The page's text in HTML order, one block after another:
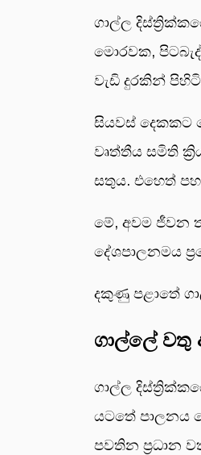
ගාල්ල
මොරවක,
වැඩි දුරකින්
සියවස් දෙකකට
වෘත්තීය සමිති
සතුය. එහෙත්
මේ, අවම ජීවන
දේශපාලනමය
දකුණු පළාතේ
ගාල්ලේ වතු
ගාල්ල
යටතේ පාලනය
පවතින ප්‍රධාන